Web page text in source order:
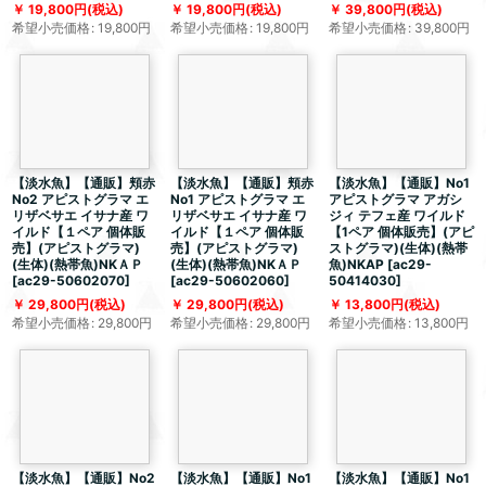
19,800円(税込)
希望小売価格: 19,800円
19,800円(税込)
希望小売価格: 19,800円
39,800円(税込)
希望小売価格: 39,800円
【淡水魚】【通販】頬赤
No2 アピストグラマ エ
リザベサエ イサナ産 ワ
イルド【１ペア 個体販
売】(アピストグラマ)
(生体)(熱帯魚)NKＡＰ
[ac29-50602070]
29,800円(税込)
希望小売価格: 29,800円
【淡水魚】【通販】頬赤
No1 アピストグラマ エ
リザベサエ イサナ産 ワ
イルド【１ペア 個体販
売】(アピストグラマ)
(生体)(熱帯魚)NKＡＰ
[ac29-50602060]
29,800円(税込)
希望小売価格: 29,800円
【淡水魚】【通販】No1
アピストグラマ アガシ
ジィ テフェ産 ワイルド
【1ペア 個体販売】(アピ
ストグラマ)(生体)(熱帯
魚)NKAP [ac29-
50414030]
13,800円(税込)
希望小売価格: 13,800円
【淡水魚】【通販】No2
【淡水魚】【通販】No1
【淡水魚】【通販】No1